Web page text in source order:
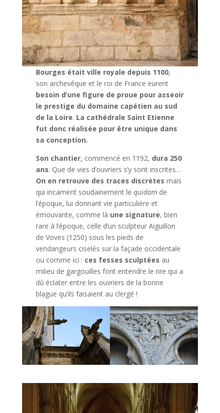
Bourges était ville royale depuis 1100,
son archevêque et le roi de France eurent
besoin d’une figure de proue pour asseoir
le prestige du domaine capétien au sud
de la Loire. La cathédrale Saint Etienne
fut donc réalisée pour être unique dans
sa conception.
Son chantier, commencé en 1192, dura 250
ans. Que de vies d’ouvriers s’y sont inscrites…
On en retrouve des traces discrètes mais
qui incarnent soudainement lequidam de
l’époque, lui donnant vie particulière et
émouvante, comme là une signature, bien
rare à l’époque, celle d’un sculpteur Aiguillon
de Voves (1250) sous les pieds de
vendangeurs ciselés sur la façade occidentale
ou comme ici : ces fesses sculptées au
milieu de gargouilles font entendre le rire qui a
dû éclater entre les ouvriers de la bonne
blague qu’ils faisaient au clergé !